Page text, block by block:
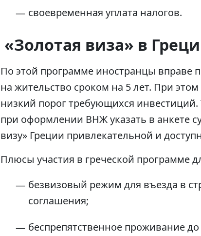
своевременная уплата налогов.
«Золотая виза» в
По этой программе иностранцы вправе
на жительство сроком на 5 лет. При
низкий порог требующихся
при оформлении ВНЖ указать в анкете
визу» Греции привлекательной и
Плюсы участия в греческой программе
безвизовый режим для въезда в
соглашения;
беспрепятственное проживание